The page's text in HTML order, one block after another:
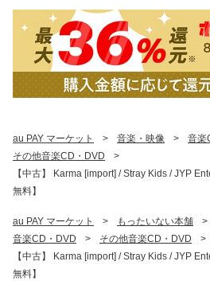
au PAY マーケット > 音楽・映像 > 音楽
その他音楽CD・DVD
>
【中古】 Karma [import] / Stray Kids / JYP
無料】
au PAY マーケット > もったいない本舗 >
音楽CD・DVD
> その他音楽CD・DVD
>
【中古】 Karma [import] / Stray Kids / JYP
無料】